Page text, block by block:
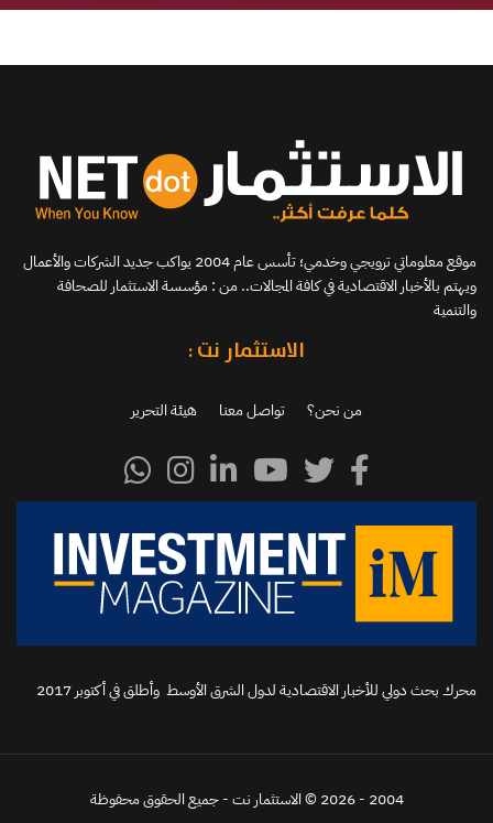
موقع معلوماتي ترويجي وخدمي؛ تأسس عام 2004 يواكب جديد الشركات والأعمال
ويهتم بالأخبار الاقتصادية في كافة المجالات.. من : مؤسسة الاستثمار للصحافة
والتنمية
الاستثمار نت :
من نحن؟ تواصل معنا هيئة التحرير
محرك بحث دولي للأخبار الاقتصادية لدول الشرق الأوسط وأطلق في أكتوبر 2017‬
2004 - 2026 © الاستثمار نت - جميع الحقوق محفوظة